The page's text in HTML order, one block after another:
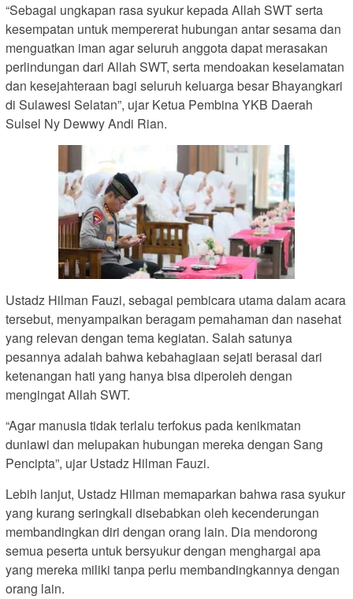
“Sebagai ungkapan rasa syukur kepada Allah SWT serta
kesempatan untuk mempererat hubungan antar sesama dan
menguatkan iman agar seluruh anggota dapat merasakan
perlindungan dari Allah SWT, serta mendoakan keselamatan
dan kesejahteraan bagi seluruh keluarga besar Bhayangkari
di Sulawesi Selatan”, ujar Ketua Pembina YKB Daerah
Sulsel Ny Dewwy Andi Rian.
Ustadz Hilman Fauzi, sebagai pembicara utama dalam acara
tersebut, menyampaikan beragam pemahaman dan nasehat
yang relevan dengan tema kegiatan. Salah satunya
pesannya adalah bahwa kebahagiaan sejati berasal dari
ketenangan hati yang hanya bisa diperoleh dengan
mengingat Allah SWT.
“Agar manusia tidak terlalu terfokus pada kenikmatan
duniawi dan melupakan hubungan mereka dengan Sang
Pencipta”, ujar Ustadz Hilman Fauzi.
Lebih lanjut, Ustadz Hilman memaparkan bahwa rasa syukur
yang kurang seringkali disebabkan oleh kecenderungan
membandingkan diri dengan orang lain. Dia mendorong
semua peserta untuk bersyukur dengan menghargai apa
yang mereka miliki tanpa perlu membandingkannya dengan
orang lain.